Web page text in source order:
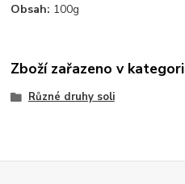
Obsah: 100g
Zboží zařazeno v
Různé druhy soli